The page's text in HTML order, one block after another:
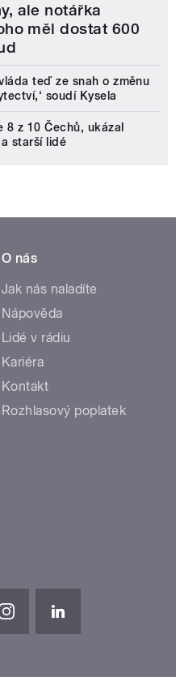
ale notářka
měl dostat 600
teď ze snah o změnu
soudí Kysela
8 z 10 Čechů, ukázal
starší lidé
O nás
Jak nás naladíte
Nápověda
Lidé v rádiu
Kariéra
Kontakt
Rozhlasový poplatek